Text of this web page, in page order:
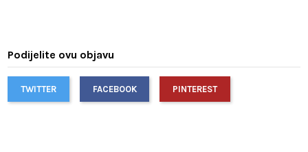
Podijelite ovu objavu
TWITTER FACEBOOK PINTEREST